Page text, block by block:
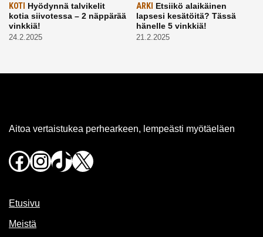
KOTI Hyödynnä talvikelit
kotia siivotessa – 2 näppärää
vinkkiä!
24.2.2025
ARKI Etsiikö alaikäinen
lapsesi kesätöitä? Tässä
hänelle 5 vinkkiä!
21.2.2025
Aitoa vertaistukea perhearkeen, lempeästi myötäeläen
Facebook
Instagram
TikTok
X
Etusivu
Meistä